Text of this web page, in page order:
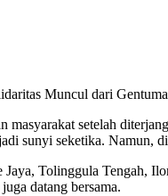
Muncul dari
masyarakat setelah
sunyi seketika. Namun,
Tolinggula Tengah,
datang bersama.